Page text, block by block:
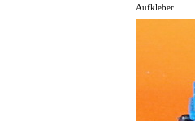
Aufkleber